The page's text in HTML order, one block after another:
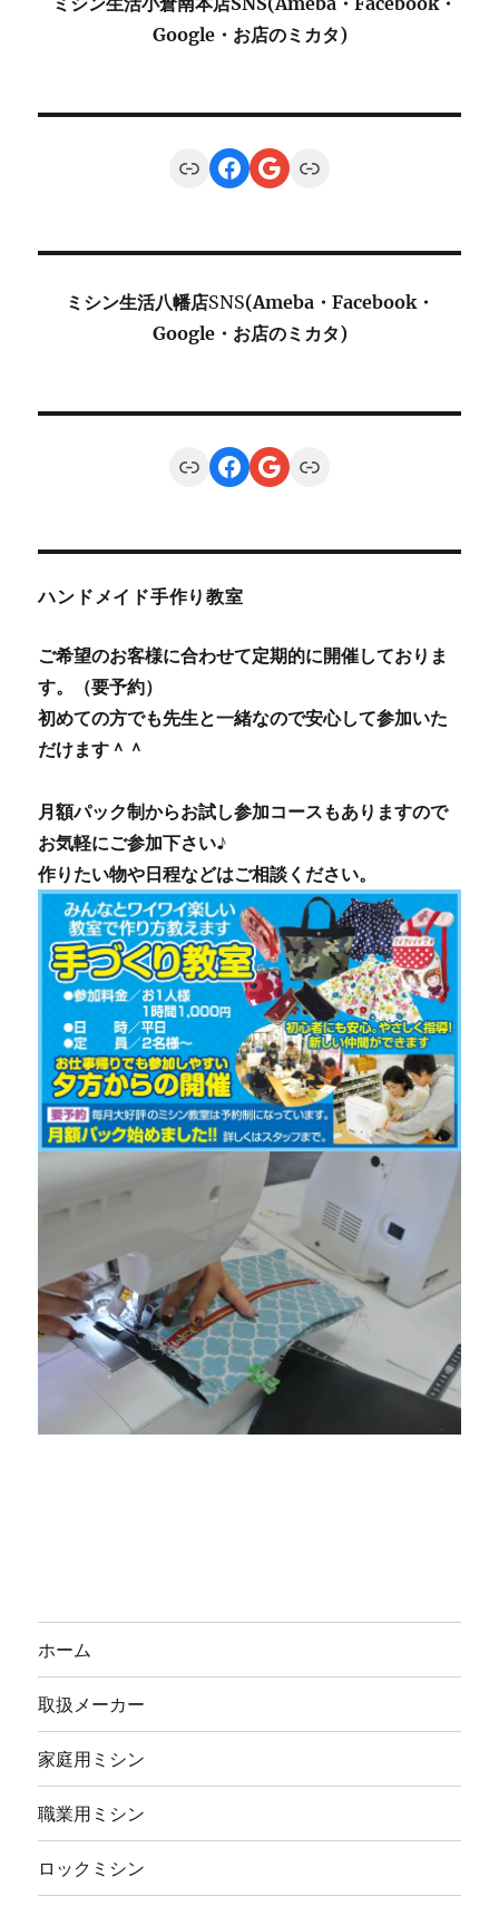
Google・お店のミカタ)
LinkFacebook
Google
Link
ミシン生活八幡店SNS(Ameba・Facebook・
Google・お店のミカタ)
LinkFacebook
Google
Link
ハンドメイド手作り教室
ご希望のお客様に合わせて定期的に開催しておりま
す。（要予約）
初めての方でも先生と一緒なので安心して参加いた
だけます＾＾
月額パック制からお試し参加コースもありますので
お気軽にご参加下さい♪
作りたい物や日程などはご相談ください。
ホーム
取扱メーカー
家庭用ミシン
職業用ミシン
ロックミシン